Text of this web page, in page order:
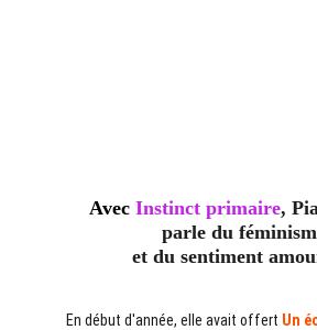
Avec Instinct primaire,
parle du
et du sentiment
En début d'année, elle avait offert Un